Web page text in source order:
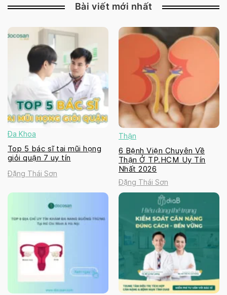
Bài viết mới nhất
Đa Khoa
Top 5 bác sĩ tai mũi họng
giỏi quận 7 uy tín
Đặng Thái Sơn
Thận
6 Bệnh Viện Chuyên Về
Thận Ở TP.HCM Uy Tín
Nhất 2026
Đặng Thái Sơn